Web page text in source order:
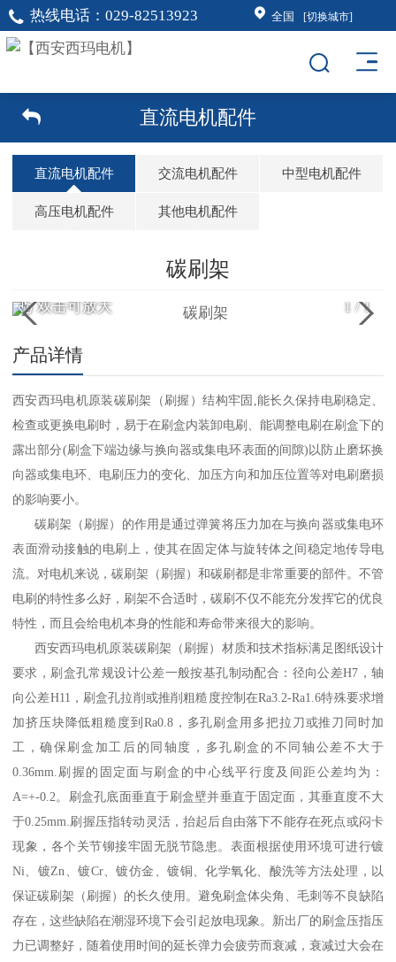
热线电话： 029-82513923 全国 [切换城市]
直流电机配件
直流电机配件 交流电机配件 中型电机配件
高压电机配件 其他电机配件
碳刷架
1 /1
双击可放大
产品详情
西安西玛电机原装碳刷架（刷握）结构牢固,能长久保持电刷稳定、
检查或更换电刷时，易于在刷盒内装卸电刷、能调整电刷在刷盒下的
露出部分(刷盒下端边缘与换向器或集电环表面的间隙)以防止磨坏换
向器或集电环、电刷压力的变化、加压方向和加压位置等对电刷磨损
的影响要小。
碳刷架（刷握）的作用是通过弹簧将压力加在与换向器或集电环
表面滑动接触的电刷上，使其在固定体与旋转体之间稳定地传导电
流。对电机来说，碳刷架（刷握）和碳刷都是非常重要的部件。不管
电刷的特性多么好，刷架不合适时，碳刷不仅不能充分发挥它的优良
特性，而且会给电机本身的性能和寿命带来很大的影响。
西安西玛电机原装碳刷架（刷握）材质和技术指标满足图纸设计
要求，刷盒孔常规设计公差一般按基孔制动配合：径向公差H7，轴
向公差H11，刷盒孔拉削或推削粗糙度控制在Ra3.2-Ra1.6特殊要求增
加挤压块降低粗糙度到Ra0.8，多孔刷盒用多把拉刀或推刀同时加
工，确保刷盒加工后的同轴度，多孔刷盒的不同轴公差不大于
0.36mm.刷握的固定面与刷盒的中心线平行度及间距公差均为：
A=+-0.2。刷盒孔底面垂直于刷盒壁并垂直于固定面，其垂直度不大
于0.25mm.刷握压指转动灵活，抬起后自由落下不能存在死点或闷卡
现象，各个关节铆接牢固无脱节隐患。表面根据使用环境可进行镀
Ni、镀Zn、镀Cr、镀仿金、镀铜、化学氧化、酸洗等方法处理，以
保证碳刷架（刷握）的长久使用。避免刷盒体尖角、毛刺等不良缺陷
存在，这些缺陷在潮湿环境下会引起放电现象。新出厂的刷盒压指压
力已调整好，随着使用时间的延长弹力会疲劳而衰减，衰减过大会在